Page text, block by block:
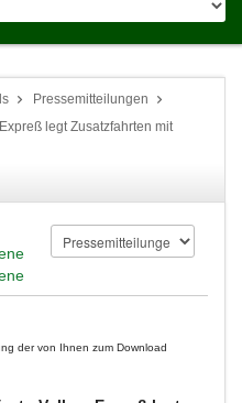
Pressemitteilungen
legt Zusatzfahrten mit
der von Ihnen zum Download